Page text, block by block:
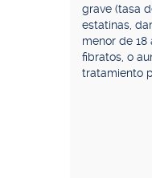
grave (tasa
estatinas,
menor de
fibratos, o
tratamiento